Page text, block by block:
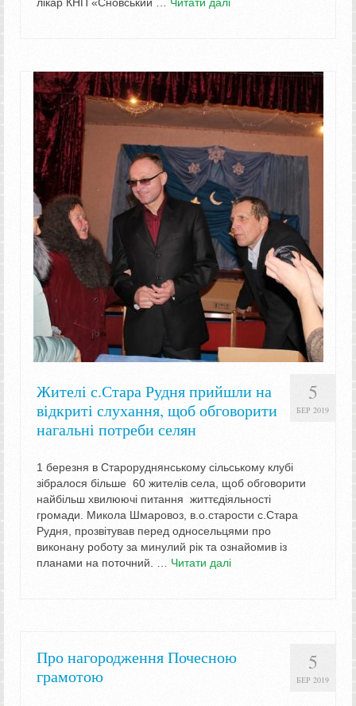
5
БЕР 2019
Жителі с.Стара Рудня прийшли на
відкриті слухання, щоб обговорити
нагальні потреби селян
1 березня в Староруднянському сільському клубі
зібралося більше 60 жителів села, щоб обговорити
найбільш хвилюючі питання життєдіяльності
громади. Микола Шмаровоз, в.о.старости с.Стара
Рудня, прозвітував перед односельцями про
виконану роботу за минулий рік та ознайомив із
планами на поточний. … Читати далі
5
БЕР 2019
Про нагородження Почесною
грамотою